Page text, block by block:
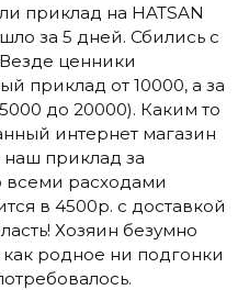
приклад на HATSAN
за 5 дней. Сбились с
ценники
приклад от 10000, а за
до 20000). Каким то
интернет магазин
приклад за
расходами
в 4500р. с доставкой
Хозяин безумно
родное ни подгонки